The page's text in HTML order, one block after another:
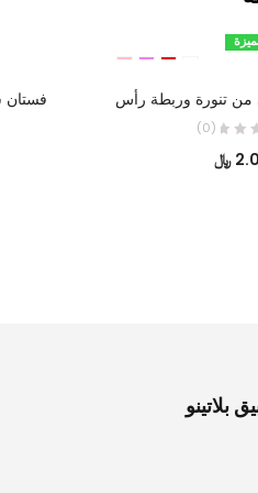
من تنورة وربطة رأس
(0)
﷼
فستان
بلاتينو